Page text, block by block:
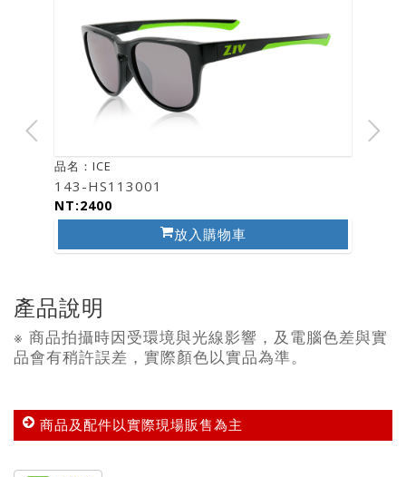
品名：ICE
143-HS113001
NT:2400
放入購物車
產品說明
※ 商品拍攝時因受環境與光線影響，及電腦色差與實
品會有稍許誤差，實際顏色以實品為準。
商品及配件以實際現場販售為主